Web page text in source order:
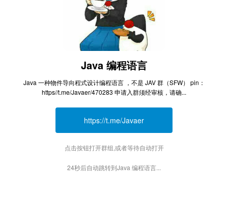
Java 编程语言
Java 一种物件导向程式设计编程语言 ，不是 JAV 群（SFW） pin：
https//t.me/Javaer/470283 申请入群须经审核，请确...
https://t.me/Javaer
点击按钮打开群组,或者等待自动打开
24秒后自动跳转到Java 编程语言...